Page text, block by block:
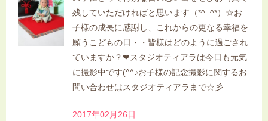
残していただければと思います（*^_^*）☆お
子様の成長に感謝し、これからの更なる幸福を
願うこどもの日・・皆様はどのように過ごされ
ていますか？❤スタジオティアラは今日も元気
に撮影中です(^^♪お子様の記念撮影に関するお
問い合わせはスタジオティアラまで☆彡
2017年02月26日